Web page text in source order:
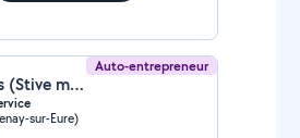
Auto-entrepreneur
stive multiservices (Stive multiservices)
sur-Eure)